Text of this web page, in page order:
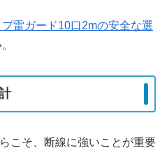
雷ガード10口2mの安全な選
こそ、断線に強いことが重要